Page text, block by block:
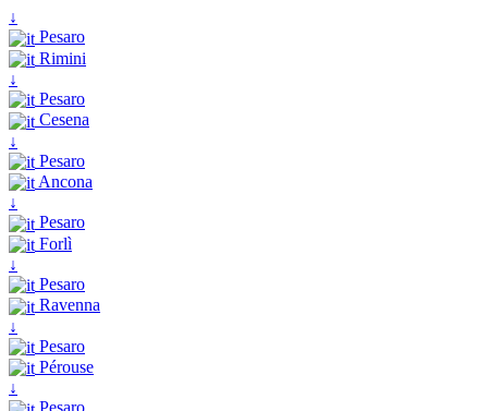
↓
Pesaro
Rimini
↓
Pesaro
Cesena
↓
Pesaro
Ancona
↓
Pesaro
Forlì
↓
Pesaro
Ravenna
↓
Pesaro
Pérouse
↓